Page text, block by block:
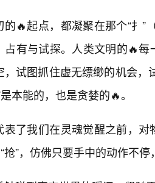
的🔥起点，都凝聚在那个“扌
占有与试探。人类文明的🔥
，试图抓住虚无缥缈的机会
本能的，也是贪婪的🔥。
表了我们在灵魂觉醒之前，对
“抢”，仿佛只要手中的动作不